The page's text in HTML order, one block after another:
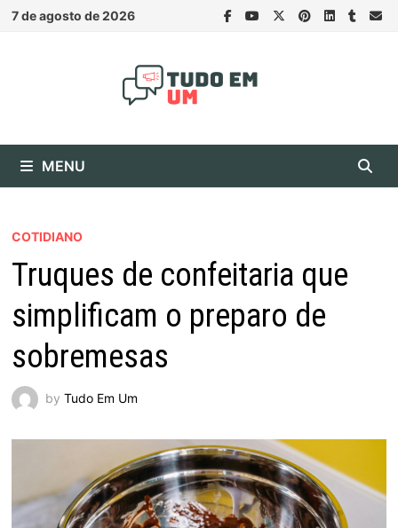
Skip
7 de agosto de 2026
MENU
COTIDIANO
Truques de confeitaria que
simplificam o preparo de
sobremesas
by Tudo Em Um